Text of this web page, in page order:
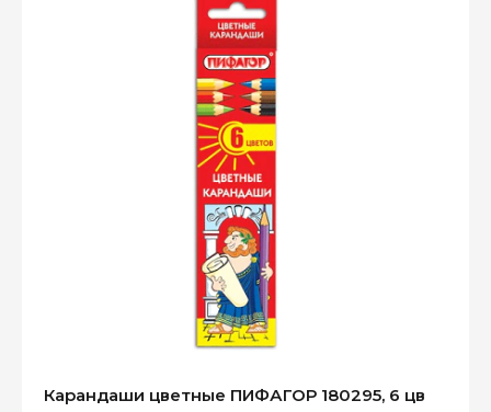
Карандаши цветные ПИФАГОР 180295, 6 цв